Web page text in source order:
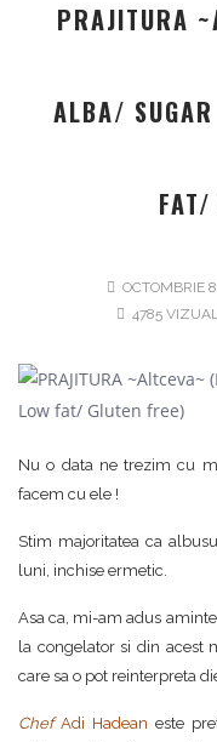
PRAJITURA
ALBA/
FAT/
OCTOMBRIE
4785
Nu o data ne trezim cu
facem cu ele !
Stim majoritatea ca
luni, inchise ermetic.
Asa ca, mi-am adus
la congelator si din acest
care sa o pot reinterpreta
ChefAdi Hadean este